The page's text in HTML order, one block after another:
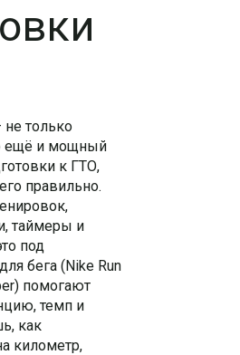
только
ещё и мощный
к ГТО,
правильно.
таймеры и
под
бега (Nike Run
помогают
темп и
как
километр,